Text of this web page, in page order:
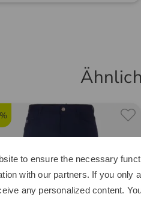
to ensure the necessary
with our partners. If you
any personalized content.